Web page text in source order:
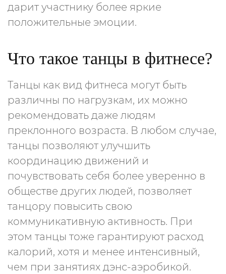
дарит участнику более яркие
положительные эмоции.
Что такое танцы в фитнесе?
Танцы как вид фитнеса могут быть
различны по нагрузкам, их можно
рекомендовать даже людям
преклонного возраста. В любом случае,
танцы позволяют улучшить
координацию движений и
почувствовать себя более уверенно в
обществе других людей, позволяет
танцору повысить свою
коммуникативную активность. При
этом танцы тоже гарантируют расход
калорий, хотя и менее интенсивный,
чем при занятиях дэнс-аэробикой.